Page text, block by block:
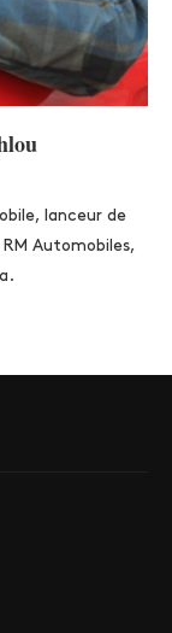
lanceur de
Automobiles,